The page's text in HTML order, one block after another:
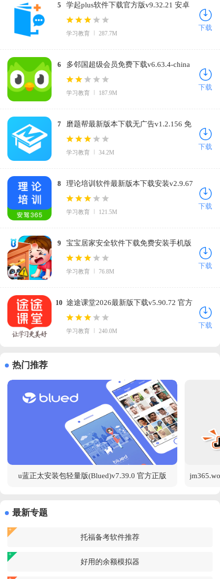
5
学起plus软件下载官方版v9.32.21 安卓
版
学习教育 287.7M
下载
6
多邻国超级会员免费下载v6.63.4-china
安卓版
学习教育 187.9M
下载
7
磨题帮最新版本下载无广告v1.2.156 免
费版
学习教育 34.2M
下载
8
理论培训软件最新版本下载安装v2.9.67
安卓版
学习教育 121.5M
下载
9
宝宝居家安全软件下载免费安装手机版
v9.89.99.00 安卓版
学习教育 76.8M
下载
10 途途课堂2026最新版下载v5.90.72 官方
正版
学习教育 240.0M
下载
热门推荐
u蓝正太安装包轻量版(Blued)v7.39.0 官方正版
最新专题
托福备考软件推荐
好用的余额模拟器